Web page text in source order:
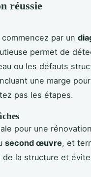
réussie
par un
permet de
ou les défauts
une marge
pas les étapes.
pour une
second œuvre, et
la structure et